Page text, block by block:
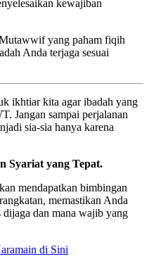
kewajiban
yang paham fiqih
Anda terjaga sesuai
ikhtiar kita agar ibadah yang
Jangan sampai perjalanan
sia-sia hanya karena
Syariat yang Tepat.
mendapatkan bimbingan
memastikan Anda
dan mana wajib yang
di Sini